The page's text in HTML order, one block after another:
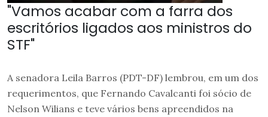
"Vamos acabar com a farra dos
escritórios ligados aos ministros do
STF"
A senadora Leila Barros (PDT-DF) lembrou, em um dos
requerimentos, que Fernando Cavalcanti foi sócio de
Nelson Wilians e teve vários bens apreendidos na